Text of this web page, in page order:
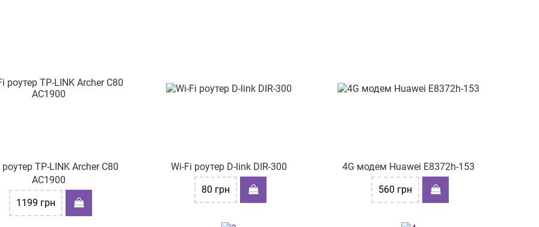
роутер TP-LINK Archer C80
AC1900
1199 грн
Wi-Fi роутер D-link DIR-300
80 грн
4G модем Huawei E8372h-153
560 грн